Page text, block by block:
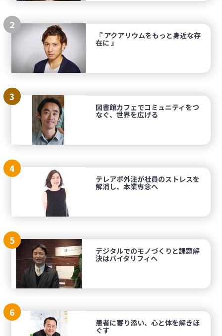
2
『 アクアリウムをもっと身近な存
在に 』
3
図書館カフェでコミュニティをつ
なぐ、世界を広げる
4
テレアポ外注が社員のストレスを
解消し、本業専念へ
5
デジタルでのモノづくりと課題解
決はバイタリフィへ
6
患者に寄り添い、心と体を解きほ
ぐす